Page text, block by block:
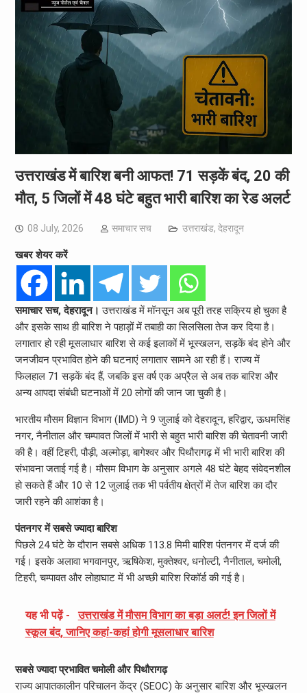
उत्तराखंड में बारिश बनी आफत! 71 सड़कें बंद, 20 की
मौत, 5 जिलों में 48 घंटे बहुत भारी बारिश का रेड अलर्ट
08 July, 2026 समाचार सच उत्तराखंड, देहरादून
खबर शेयर करें
समाचार सच, देहरादून।उत्तराखंड में मॉनसून अब पूरी तरह सक्रिय हो चुका है
और इसके साथ ही बारिश ने पहाड़ों में तबाही का सिलसिला तेज कर दिया है।
लगातार हो रही मूसलाधार बारिश से कई इलाकों में भूस्खलन, सड़कें बंद होने और
जनजीवन प्रभावित होने की घटनाएं लगातार सामने आ रही हैं। राज्य में
फिलहाल 71 सड़कें बंद हैं, जबकि इस वर्ष एक अप्रैल से अब तक बारिश और
अन्य आपदा संबंधी घटनाओं में 20 लोगों की जान जा चुकी है।
भारतीय मौसम विज्ञान विभाग (IMD) ने 9 जुलाई को देहरादून, हरिद्वार, ऊधमसिंह
नगर, नैनीताल और चम्पावत जिलों में भारी से बहुत भारी बारिश की चेतावनी जारी
की है। वहीं टिहरी, पौड़ी, अल्मोड़ा, बागेश्वर और पिथौरागढ़ में भी भारी बारिश की
संभावना जताई गई है। मौसम विभाग के अनुसार अगले 48 घंटे बेहद संवेदनशील
हो सकते हैं और 10 से 12 जुलाई तक भी पर्वतीय क्षेत्रों में तेज बारिश का दौर
जारी रहने की आशंका है।
पंतनगर में सबसे ज्यादा बारिश
पिछले 24 घंटे के दौरान सबसे अधिक 113.8 मिमी बारिश पंतनगर में दर्ज की
गई। इसके अलावा भगवानपुर, ऋषिकेश, मुक्तेश्वर, धनोल्टी, नैनीताल, चमोली,
टिहरी, चम्पावत और लोहाघाट में भी अच्छी बारिश रिकॉर्ड की गई है।
यह भी पढ़ें -
उत्तराखंड में मौसम विभाग का बड़ा अलर्ट! इन जिलों में
स्कूल बंद, जानिए कहां-कहां होगी मूसलाधार बारिश
सबसे ज्यादा प्रभावित चमोली और पिथौरागढ़
राज्य आपातकालीन परिचालन केंद्र (SEOC) के अनुसार बारिश और भूस्खलन